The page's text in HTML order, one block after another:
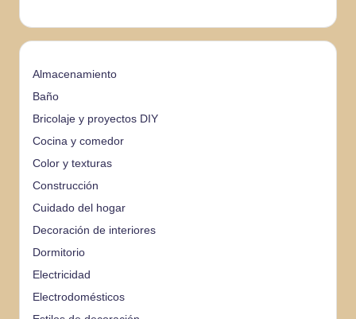
Almacenamiento
Baño
Bricolaje y proyectos DIY
Cocina y comedor
Color y texturas
Construcción
Cuidado del hogar
Decoración de interiores
Dormitorio
Electricidad
Electrodomésticos